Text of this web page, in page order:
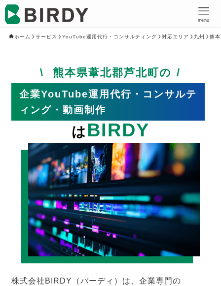
menu
ホーム サービス YouTube運用代行・コンサルティング 対応エリア 九州 熊
熊本県葦北郡芦北町の
企業YouTube運用代行・コンサルテ
ィング・動画制作
はBIRDY
株式会社BIRDY（バーディ）は、企業専門の